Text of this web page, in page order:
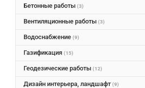
Бетонные работы (3)
Вентиляционные работы (3)
Водоснабжение (9)
Газификация (15)
Геодезические работы (12)
Дизайн интерьера, ландшафт(9)